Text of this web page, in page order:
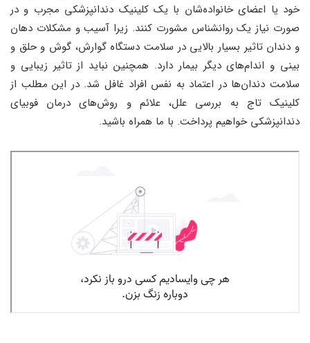
خود یا اعضای خانواده‌شان با یک کلینیک دندانپزشکی مجرب و در
صورت نیاز یک روانشناس مشورت کنند. زیرا آسیب و مشکلات دهان
و دندان تاثیر بسیار بالایی در سلامت دستگاه گوارش، گوش و حلق و
بینی و اندام‌های دیگر بیمار دارد. همچنین نباید از تاثیر زیبایی و
سلامت دندان‌ها در اعتماد به نفس افراد غافل شد. در این مطلب از
کلینیک تاج به بررسی علل، علائم و روش‌های درمان فوبیای
دندانپزشکی خواهیم پرداخت. با ما همراه باشید.